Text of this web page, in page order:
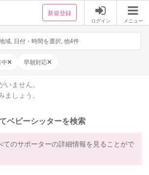
新規登録
ログイン メニュー
域, 日付・時間を選択, 他4件
早朝対応
ません。
しょう。
ベビーシッターを検索
てのサポーターの詳細情報を見ることがで